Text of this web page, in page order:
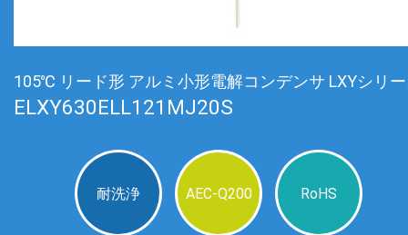
105℃ リード形 アルミ小形電解コンデンサ LXYシリ
ELXY630ELL121MJ20S
耐洗浄 AEC-Q200 RoHS